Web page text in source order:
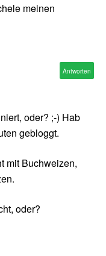
meinen
oder? ;-) Hab
gebloggt.
mit Buchweizen,
oder?
Antworten